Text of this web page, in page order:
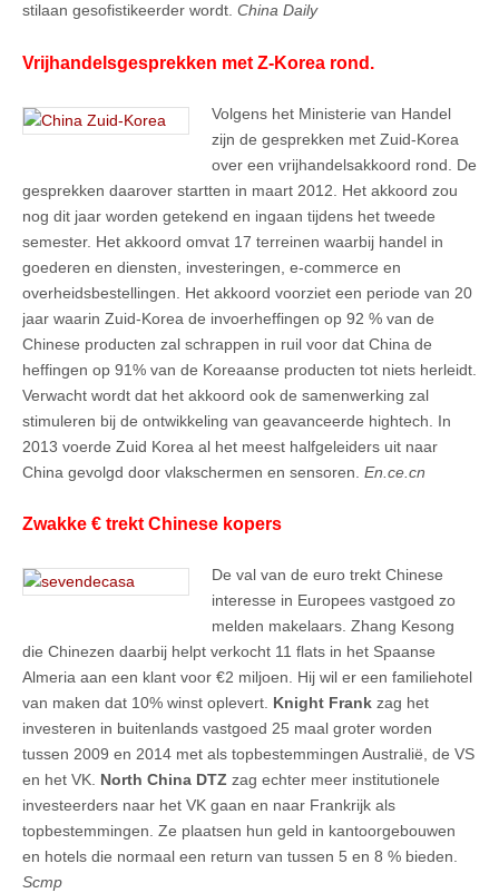
stilaan gesofistikeerder wordt. China Daily
Vrijhandelsgesprekken met Z-Korea rond.
Volgens het Ministerie van Handel
zijn de gesprekken met Zuid-Korea
over een vrijhandelsakkoord rond. De
gesprekken daarover startten in maart 2012. Het akkoord zou
nog dit jaar worden getekend en ingaan tijdens het tweede
semester. Het akkoord omvat 17 terreinen waarbij handel in
goederen en diensten, investeringen, e-commerce en
overheidsbestellingen. Het akkoord voorziet een periode van 20
jaar waarin Zuid-Korea de invoerheffingen op 92 % van de
Chinese producten zal schrappen in ruil voor dat China de
heffingen op 91% van de Koreaanse producten tot niets herleidt.
Verwacht wordt dat het akkoord ook de samenwerking zal
stimuleren bij de ontwikkeling van geavanceerde hightech. In
2013 voerde Zuid Korea al het meest halfgeleiders uit naar
China gevolgd door vlakschermen en sensoren. En.ce.cn
Zwakke € trekt Chinese kopers
De val van de euro trekt Chinese
interesse in Europees vastgoed zo
melden makelaars. Zhang Kesong
die Chinezen daarbij helpt verkocht 11 flats in het Spaanse
Almeria aan een klant voor €2 miljoen. Hij wil er een familiehotel
van maken dat 10% winst oplevert. Knight Frank zag het
investeren in buitenlands vastgoed 25 maal groter worden
tussen 2009 en 2014 met als topbestemmingen Australië, de VS
en het VK. North China DTZ zag echter meer institutionele
investeerders naar het VK gaan en naar Frankrijk als
topbestemmingen. Ze plaatsen hun geld in kantoorgebouwen
en hotels die normaal een return van tussen 5 en 8 % bieden.
Scmp